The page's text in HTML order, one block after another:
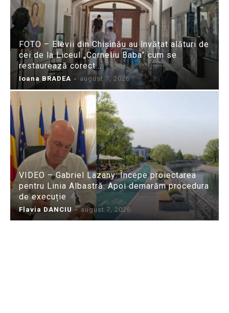
FOTO – Elevii din Chișinău au învățat alături de
cei de la Liceul „Corneliu Baba” cum se
restaurează corect...
Ioana BRADEA - august 7, 2026
VIDEO – Gabriel Lazany: Începe proiectarea
pentru Linia Albastră. Apoi demarăm procedura
de execuție
Flavia DANCIU - august 7, 2026